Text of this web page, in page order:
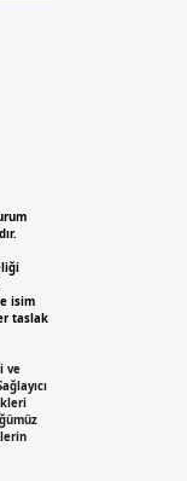
isim
taslak
ve